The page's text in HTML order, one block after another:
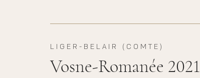
LIGER-BELAIR (COMTE)
Vosne-Romanée 2021